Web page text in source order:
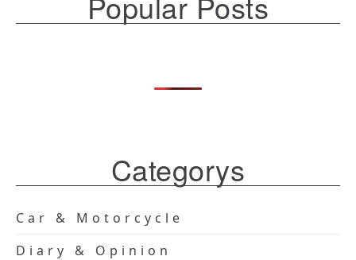
Categorys
Car & Motorcycle
Diary & Opinion